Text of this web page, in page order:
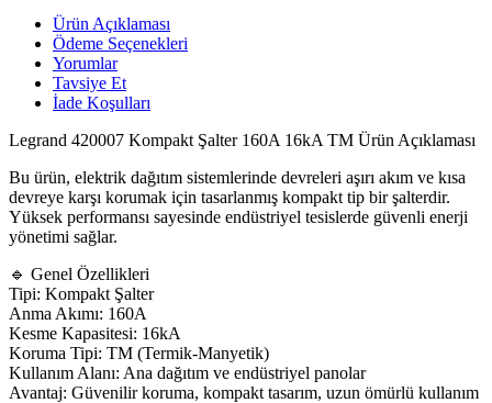
Ürün Açıklaması
Ödeme Seçenekleri
Yorumlar
Tavsiye Et
İade Koşulları
Legrand 420007 Kompakt Şalter 160A 16kA TM Ürün Açıklaması
Bu ürün, elektrik dağıtım sistemlerinde devreleri aşırı akım ve kısa
devreye karşı korumak için tasarlanmış kompakt tip bir şalterdir.
Yüksek performansı sayesinde endüstriyel tesislerde güvenli enerji
yönetimi sağlar.
🔹 Genel Özellikleri
Tipi: Kompakt Şalter
Anma Akımı: 160A
Kesme Kapasitesi: 16kA
Koruma Tipi: TM (Termik-Manyetik)
Kullanım Alanı: Ana dağıtım ve endüstriyel panolar
Avantaj: Güvenilir koruma, kompakt tasarım, uzun ömürlü kullanım